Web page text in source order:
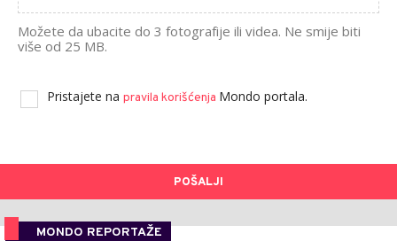
Možete da ubacite do 3 fotografije ili videa. Ne smije biti
više od 25 MB.
Pristajete na pravila korišćenja Mondo portala.
POŠALJI
MONDO REPORTAŽE